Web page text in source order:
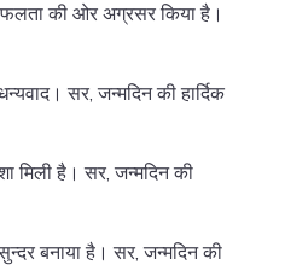
की ओर अग्रसर किया है।
सर, जन्मदिन की हार्दिक
मिली है। सर, जन्मदिन की
बनाया है। सर, जन्मदिन की